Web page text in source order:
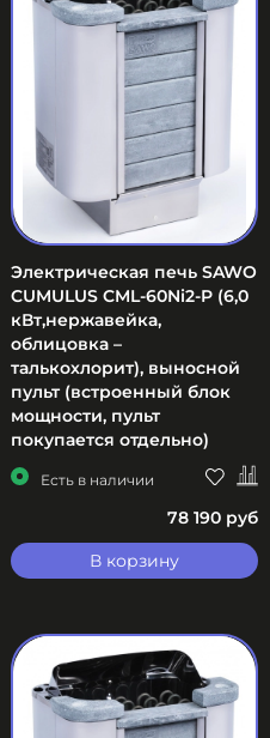
Электрическая печь SAWO
CUMULUS CML-60Ni2-P (6,0
кВт,нержавейка,
облицовка –
талькохлорит), выносной
пульт (встроенный блок
мощности, пульт
покупается отдельно)
Есть в наличии
78 190 руб
В корзину